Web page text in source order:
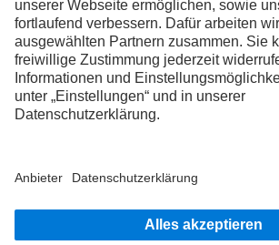
FOLLOW THE ROADSTARS.
Tausche jetzt Erfahrungen mit anderen
Truckern aus.